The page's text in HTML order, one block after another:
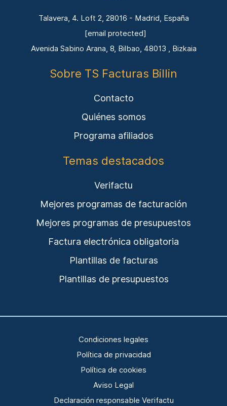
Talavera, 4. Loft 2, 28016 - Madrid, España
[email protected]
Avenida Sabino Arana, 8, Bilbao, 48013 , Bizkaia
Sobre TS Facturas Billin
Contacto
Quiénes somos
Programa afiliados
Temas destacados
Verifactu
Mejores programas de facturación
Mejores programas de presupuestos
Factura electrónica obligatoria
Plantillas de facturas
Plantillas de presupuestos
Condiciones legales
Política de privacidad
Política de cookies
Aviso Legal
Declaración responsable Verifactu